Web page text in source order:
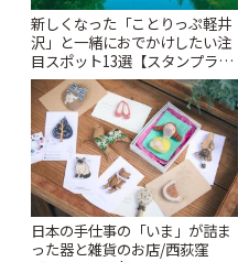
新しくなった「ことりっぷ軽井
沢」と一緒におでかけしたい注
目スポット13選【スタンプラリ
ー開催中】 | ことりっぷ
日本の手仕事の「いま」が詰ま
った器と雑貨のお店/西荻窪